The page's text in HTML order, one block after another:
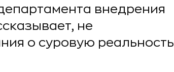
внедрения
не
о суровую реальность